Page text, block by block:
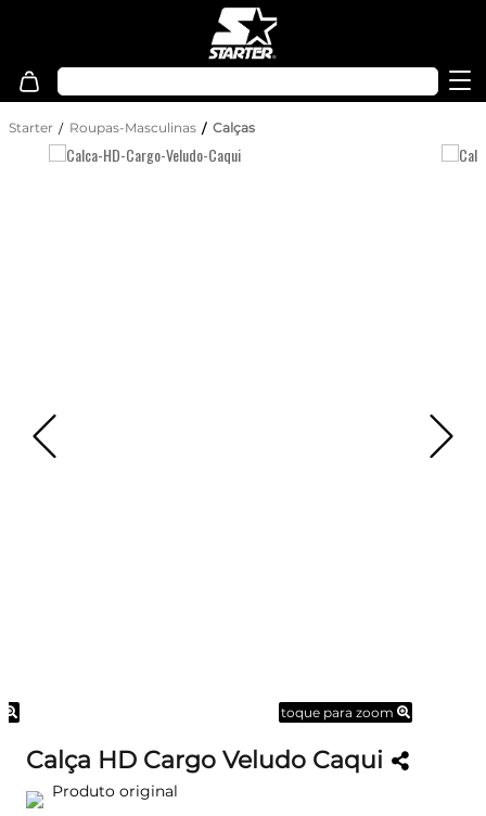
Starter Roupas-Masculinas Calças
toque para zoom
Calça HD Cargo Veludo Caqui
Produto original